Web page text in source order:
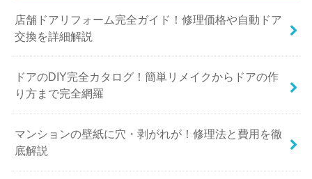
店舗ドアリフォーム完全ガイド！修理価格や自動ドア
交換を詳細解説
ドアのDIY完全カタログ！簡単リメイクからドアの作
り方まで完全網羅
マンションの壁紙に穴・剥がれが！修理法と費用を徹
底解説